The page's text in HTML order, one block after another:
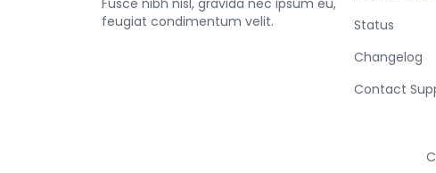
Fusce nibh nisl, gravida nec ipsum eu,
feugiat condimentum velit.
Status
Changelog
Contact